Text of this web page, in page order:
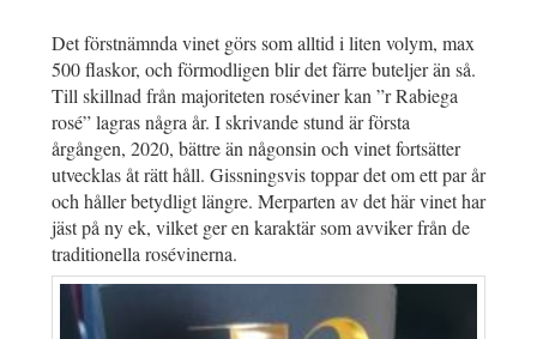
Det förstnämnda vinet görs som alltid i liten volym, max
500 flaskor, och förmodligen blir det färre buteljer än så.
Till skillnad från majoriteten roséviner kan ”r Rabiega
rosé” lagras några år. I skrivande stund är första
årgången, 2020, bättre än någonsin och vinet fortsätter
utvecklas åt rätt håll. Gissningsvis toppar det om ett par år
och håller betydligt längre. Merparten av det här vinet har
jäst på ny ek, vilket ger en karaktär som avviker från de
traditionella rosévinerna.